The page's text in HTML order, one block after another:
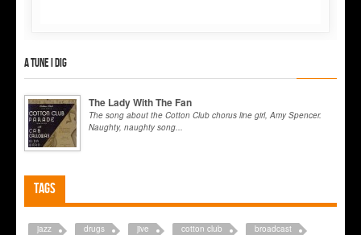
A tune I dig
The Lady With The Fan
The song about the Cotton Club chorus line girl, Amy Spencer.
Naughty, naughty song...
Tags
jazz drugs jive cotton club
broadcast